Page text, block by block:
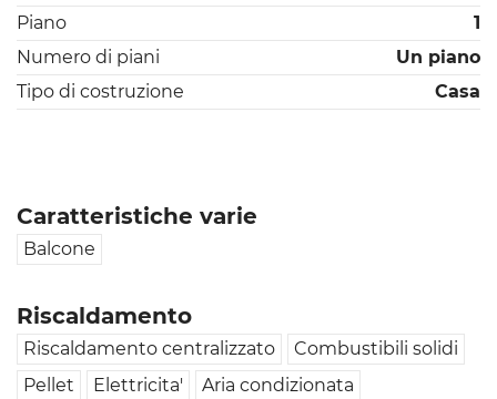
Piano
1
Numero di piani
Un piano
Tipo di costruzione
Casa
Caratteristiche varie
Balcone
Riscaldamento
Riscaldamento centralizzato
Combustibili solidi
Pellet
Elettricita' Aria condizionata